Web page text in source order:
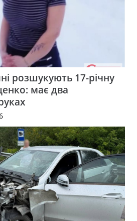
розшукують 17-річну
має два